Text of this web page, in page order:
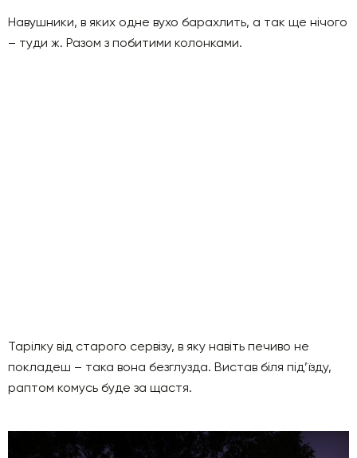
Навушники, в яких одне вухо барахлить, а так ще нічого
– туди ж. Разом з побитими колонками.
Тарілку від старого сервізу, в яку навіть печиво не
покладеш – така вона безглузда. Вистав біля під’їзду,
раптом комусь буде за щастя.